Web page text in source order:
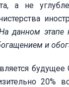
а не
данном
и
будущее
20%